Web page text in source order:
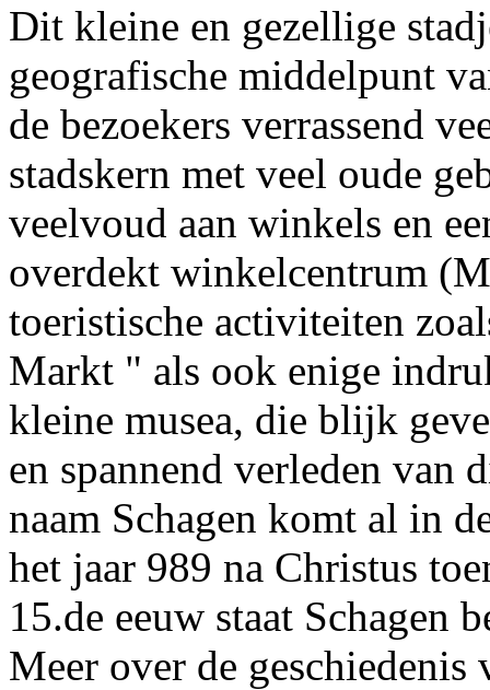
Dit kleine en gezellige
geografische middelpunt
de bezoekers verrassend
stadskern met veel oude
veelvoud aan winkels en
overdekt winkelcentrum
toeristische activiteiten
Markt " als ook enige
kleine musea, die blijk
en spannend verleden van
naam Schagen komt al in
het jaar 989 na Christus
15.de eeuw staat Schagen
Meer over de